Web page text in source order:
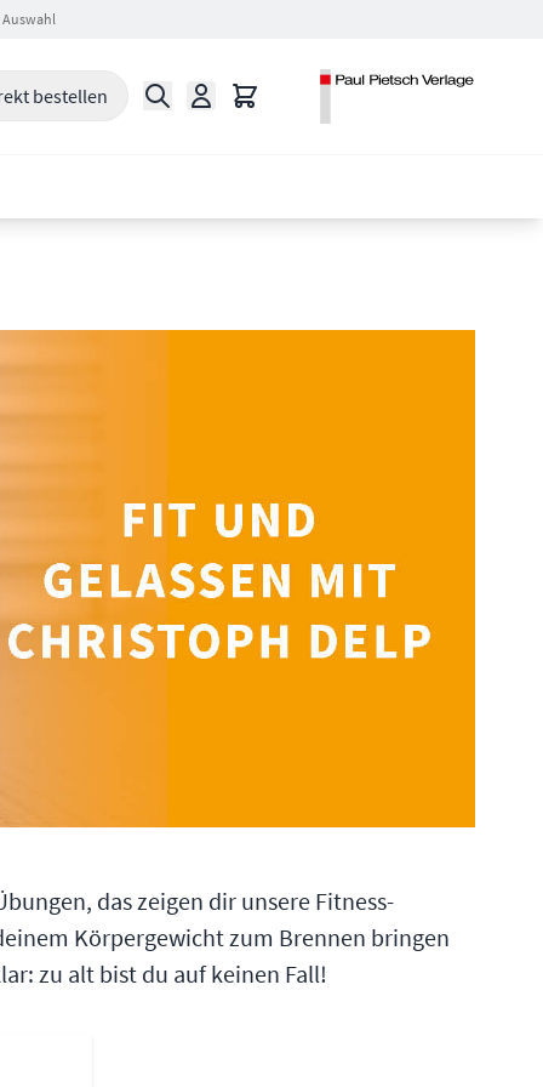
Auswahl
bestellen Suche Warenkorb
das zeigen dir unsere Fitness-
Körpergewicht zum Brennen bringen
zu alt bist du auf keinen Fall!